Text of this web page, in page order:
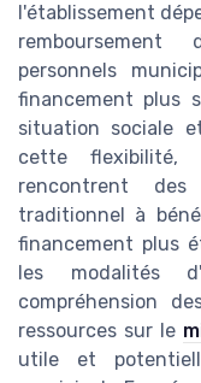
l'établissement
personnels
financement plus
situation sociale
cette
rencontrent
traditionnel à
financement plus
les modalités
compréhension
ressources sur le
utile et